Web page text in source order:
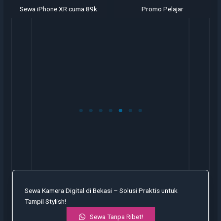
Sewa iPhone XR cuma 89k Promo Pelajar
Sewa Kamera Digital di Bekasi – Solusi Praktis untuk
Tampil Stylish!
Sewa Tanpa Ribet!